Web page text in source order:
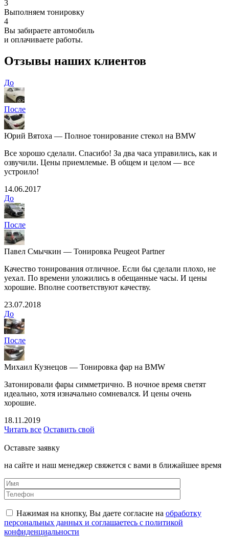
3
Выполняем тонировку
4
Вы забираете автомобиль
и оплачиваете работы.
Отзывы наших клиентов
До
После
Юрий Вятоха — Полное тонирование стекол на BMW
Все хорошо сделали. Спасибо! За два часа управились, как и
озвучили. Цены приемлемые. В общем и целом — все
устроило!
14.06.2017
До
После
Павел Смычкин — Тонировка Peugeot Partner
Качество тонирования отличное. Если бы сделали плохо, не
уехал. По времени уложились в обещанные часы. И цены
хорошие. Вполне соответствуют качеству.
23.07.2018
До
После
Михаил Кузнецов — Тонировка фар на BMW
Затонировали фары симметрично. В ночное время светят
идеально, хотя изначально сомневался. И цены очень
хорошие.
18.11.2019
Читать все Оставить свой
Оставьте заявку
на сайте и наш менеджер свяжется с вами в ближайшее время
Нажимая на кнопку, Вы даете согласие на обработку
персональных данных и соглашаетесь с политикой
конфиденциальности